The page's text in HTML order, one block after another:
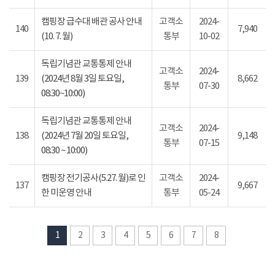
140
캠핑장 급수대 배관 공사 안내
(10. 7. 월)
고객소
통부
2024-
10-02
7,940
139
독립기념관 교통통제 안내
(2024년 8월 3일 토요일,
08:30~10:00)
고객소
통부
2024-
07-30
8,662
138
독립기념관 교통통제 안내
(2024년 7월 20일 토요일,
08:30 ~ 10:00)
고객소
통부
2024-
07-15
9,148
137
캠핑장 전기공사(5.27. 월)로 인
한 미운영 안내
고객소
통부
2024-
05-24
9,667
1 2 3 4 5 6 7 8